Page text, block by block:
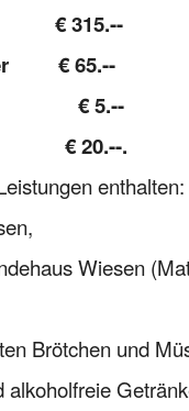
€ 315.--
€ 65.--
€ 5.--
€ 20.--.
enthalten:
Wiesen
Brötchen und
alkoholfreie